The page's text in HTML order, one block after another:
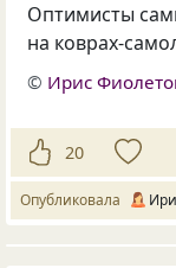
Оптимисты
на коврах-
© Ирис
20
Опубликовала